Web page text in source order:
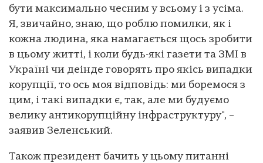
бути максимально чесним у всьому і з усіма.
Я, звичайно, знаю, що роблю помилки, як і
кожна людина, яка намагається щось зробити
в цьому житті, і коли будь-які газети та ЗМІ в
Україні чи деінде говорять про якісь випадки
корупції, то ось моя відповідь: ми боремося з
цим, і такі випадки є, так, але ми будуємо
велику антикорупційну інфраструктуру", –
заявив Зеленський.
Також президент бачить у цьому питанні